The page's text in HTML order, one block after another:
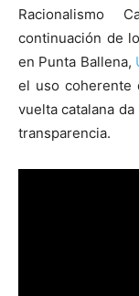
Racionalismo
continuación de
en Punta Ballena,
el uso coherente
vuelta catalana
transparencia.